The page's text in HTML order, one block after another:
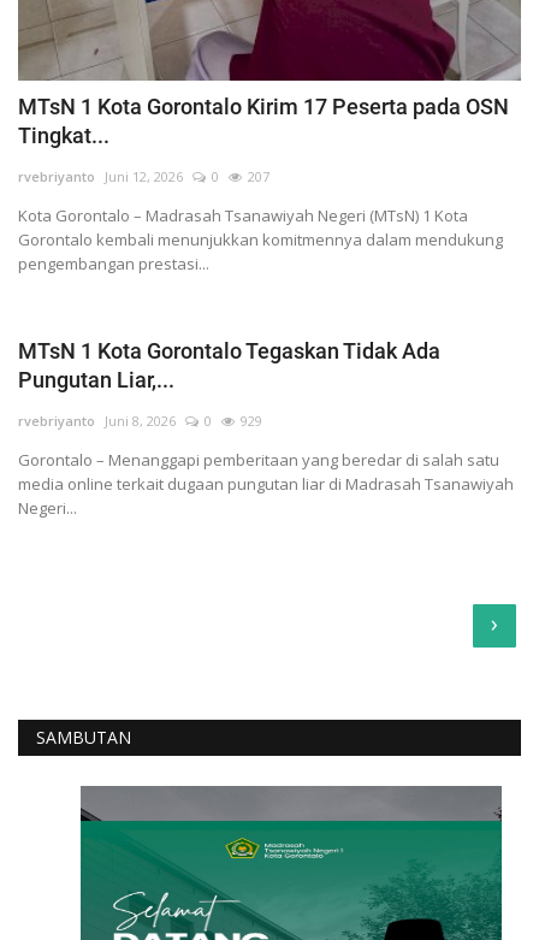
MTsN 1 Kota Gorontalo Kirim 17 Peserta pada OSN
Tingkat...
rvebriyanto Juni 12, 2026 0 207
Kota Gorontalo – Madrasah Tsanawiyah Negeri (MTsN) 1 Kota
Gorontalo kembali menunjukkan komitmennya dalam mendukung
pengembangan prestasi...
MTsN 1 Kota Gorontalo Tegaskan Tidak Ada
Pungutan Liar,...
rvebriyanto Juni 8, 2026 0 929
Gorontalo – Menanggapi pemberitaan yang beredar di salah satu
media online terkait dugaan pungutan liar di Madrasah Tsanawiyah
Negeri...
›
SAMBUTAN